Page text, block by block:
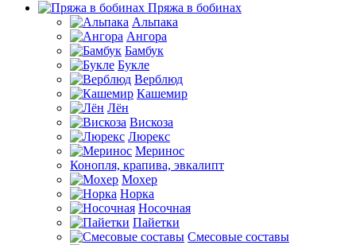
Пряжа в бобинах
Альпака
Ангора
Бамбук
Букле
Верблюд
Кашемир
Лён
Вискоза
Люрекс
Меринос
Конопля, крапива, эвкалипт
Мохер
Норка
Носочная
Пайетки
Смесовые составы